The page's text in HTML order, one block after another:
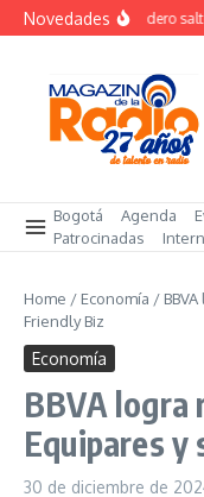
Saltar al contenido
NovedadesEl verdadero
Bogotá Agenda
Patrocinadas
Home / Economía /
Friendly Biz
Economía
BBVA logra
Equipares y
30 de diciembre de